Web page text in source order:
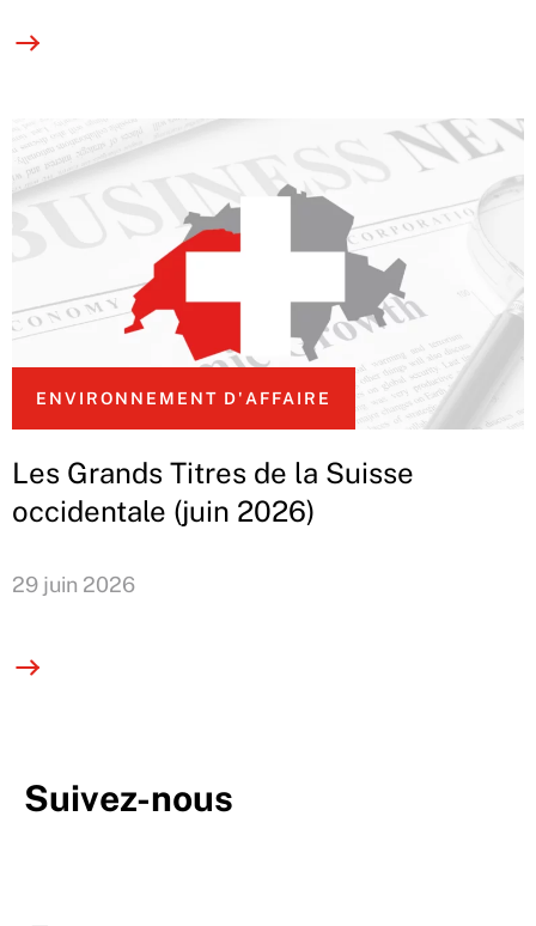
ENVIRONNEMENT D'AFFAIRE
Les Grands Titres de la Suisse
occidentale (juin 2026)
29 juin 2026
Suivez-nous